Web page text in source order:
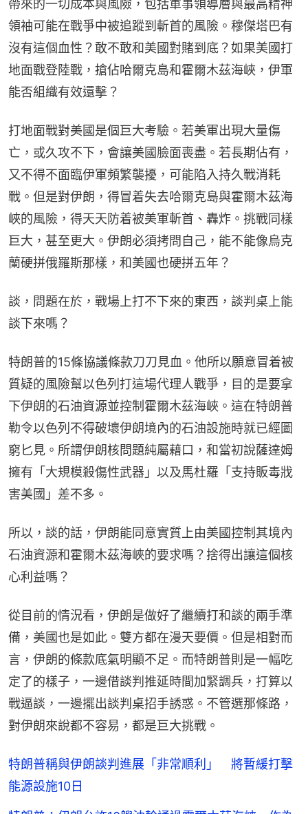
帶來的一切成本與風險，包括軍事領導層與最高精神
領袖可能在戰爭中被追蹤到斬首的風險。穆傑塔巴有
沒有這個血性？敢不敢和美國對賭到底？如果美國打
地面戰登陸戰，搶佔哈爾克島和霍爾木茲海峽，伊軍
能否組織有效還擊？
打地面戰對美國是個巨大考驗。若美軍出現大量傷
亡，或久攻不下，會讓美國臉面喪盡。若長期佔有，
又不得不面臨伊軍頻繁襲擾，可能陷入持久戰消耗
戰。但是對伊朗，得冒着失去哈爾克島與霍爾木茲海
峽的風險，得天天防着被美軍斬首、轟炸。挑戰同樣
巨大，甚至更大。伊朗必須拷問自己，能不能像烏克
蘭硬拼俄羅斯那樣，和美國也硬拼五年？
談，問題在於，戰場上打不下來的東西，談判桌上能
談下來嗎？
特朗普的15條協議條款刀刀見血。他所以願意冒着被
質疑的風險幫以色列打這場代理人戰爭，目的是要拿
下伊朗的石油資源並控制霍爾木茲海峽。這在特朗普
勒令以色列不得破壞伊朗境內的石油設施時就已經圖
窮匕見。所謂伊朗核問題純屬藉口，和當初說薩達姆
擁有「大規模殺傷性武器」以及馬杜羅「支持販毒戕
害美國」差不多。
所以，談的話，伊朗能同意實質上由美國控制其境內
石油資源和霍爾木茲海峽的要求嗎？捨得出讓這個核
心利益嗎？
從目前的情況看，伊朗是做好了繼續打和談的兩手準
備，美國也是如此。雙方都在漫天要價。但是相對而
言，伊朗的條款底氣明顯不足。而特朗普則是一幅吃
定了的樣子，一邊借談判推延時間加緊調兵，打算以
戰逼談，一邊擺出談判桌招手誘惑。不管選那條路，
對伊朗來說都不容易，都是巨大挑戰。
特朗普稱與伊朗談判進展「非常順利」 將暫緩打擊
能源設施10日